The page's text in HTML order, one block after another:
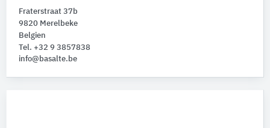
Fraterstraat 37b
9820 Merelbeke
Belgien
Tel. +32 9 3857838
info@basalte.be